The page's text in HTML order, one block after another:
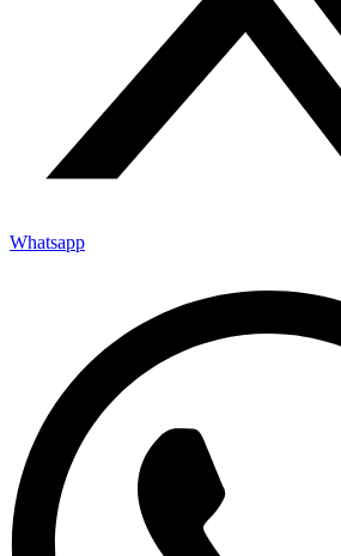
Whatsapp